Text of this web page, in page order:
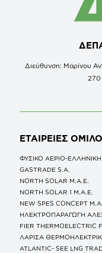
Διεύθυνση: Μαρίνου
270
ΕΤΑΙΡΕΙΕΣ
ΦΥΣΙΚΟ ΑΕΡΙΟ-ΕΛΛΗΝΙΚΗ
GASTRADE S.A.
NORTH SOLAR M.Α.Ε.
NORTH SOLAR 1 M.Α.Ε.
NEW SPES CONCEPT
ΗΛΕΚΤΡΟΠΑΡΑΓΩΓΗ
FIER THERMOELECTRIC
ΛΑΡΙΣΑ
ATLANTIC- SEE LNG